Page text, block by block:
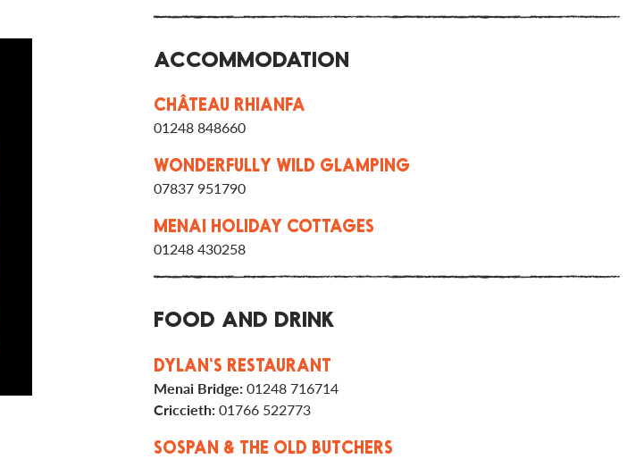
ACCOMMODATION
CHÂTEAU RHIANFA
01248 848660
WONDERFULLY WILD GLAMPING
07837 951790
MENAI HOLIDAY COTTAGES
01248 430258
FOOD AND DRINK
DYLAN'S RESTAURANT
Menai Bridge: 01248 716714
Criccieth: 01766 522773
SOSPAN & THE OLD BUTCHERS